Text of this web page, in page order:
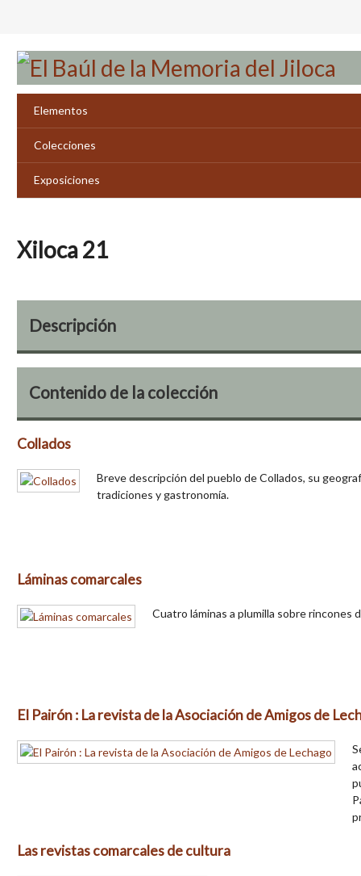
contenido
principal
Elementos
Colecciones
Exposiciones
Xiloca 21
Descripción
Contenido de la colección
Collados
Breve descripción del pueblo de Collados, su
tradiciones y gastronomía.
Láminas comarcales
Cuatro láminas a plumilla sobre rincones
El Pairón : La revista de la Asociación de Amigos de
Las revistas comarcales de cultura